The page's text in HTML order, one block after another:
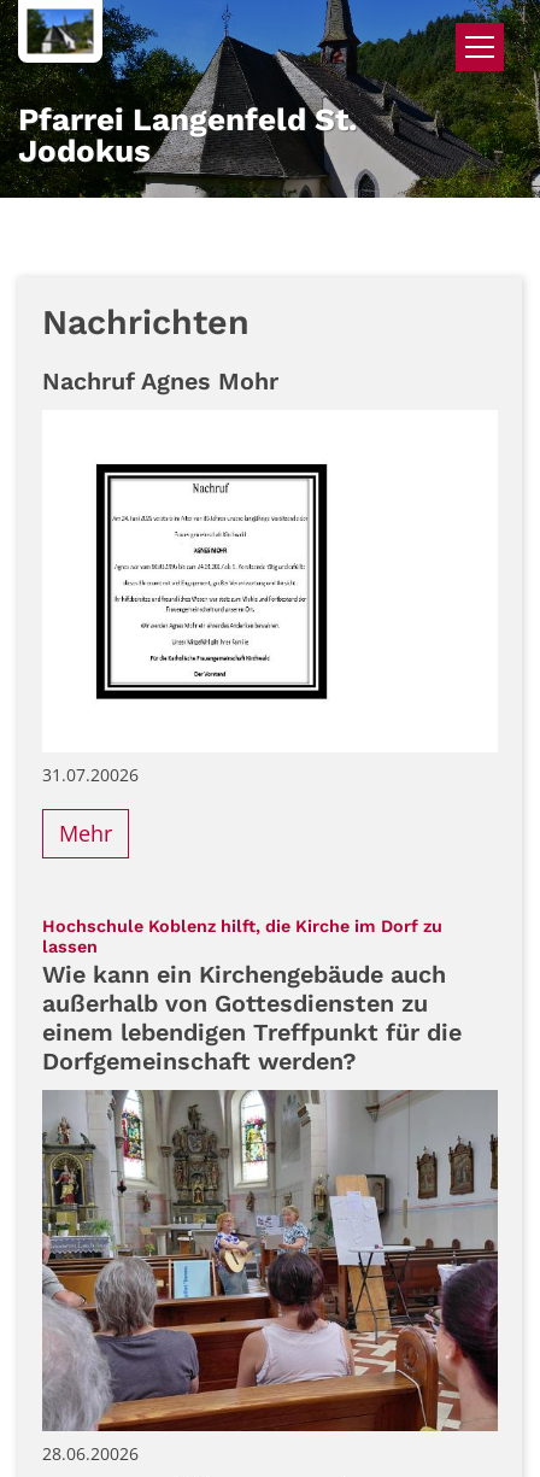
Zum Inhalt springen
Pfarrei Langenfeld St.
Jodokus
Nachrichten
Nachruf Agnes Mohr
31.07.20026
Mehr
Hochschule Koblenz hilft, die Kirche im Dorf zu
lassen
Wie kann ein Kirchengebäude auch
außerhalb von Gottesdiensten zu
einem lebendigen Treffpunkt für die
Dorfgemeinschaft werden?
28.06.20026